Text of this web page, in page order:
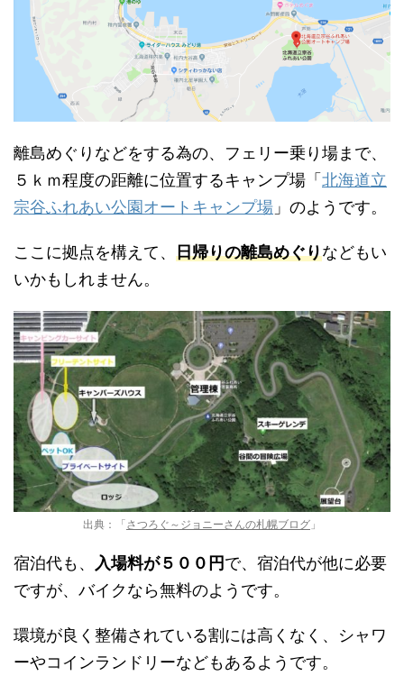
離島めぐりなどをする為の、フェリー乗り場まで、
５ｋｍ程度の距離に位置するキャンプ場「北海道立
宗谷ふれあい公園オートキャンプ場 」のようです。
ここに拠点を構えて、 日帰りの離島めぐりなどもい
いかもしれません。
出典：「さつろぐ～ジョニーさんの札幌ブログ 」
宿泊代も、 入場料が５００円で、宿泊代が他に必要
ですが、バイクなら無料のようです。
環境が良く整備されている割には高くなく、シャワ
ーやコインランドリーなどもあるようです。